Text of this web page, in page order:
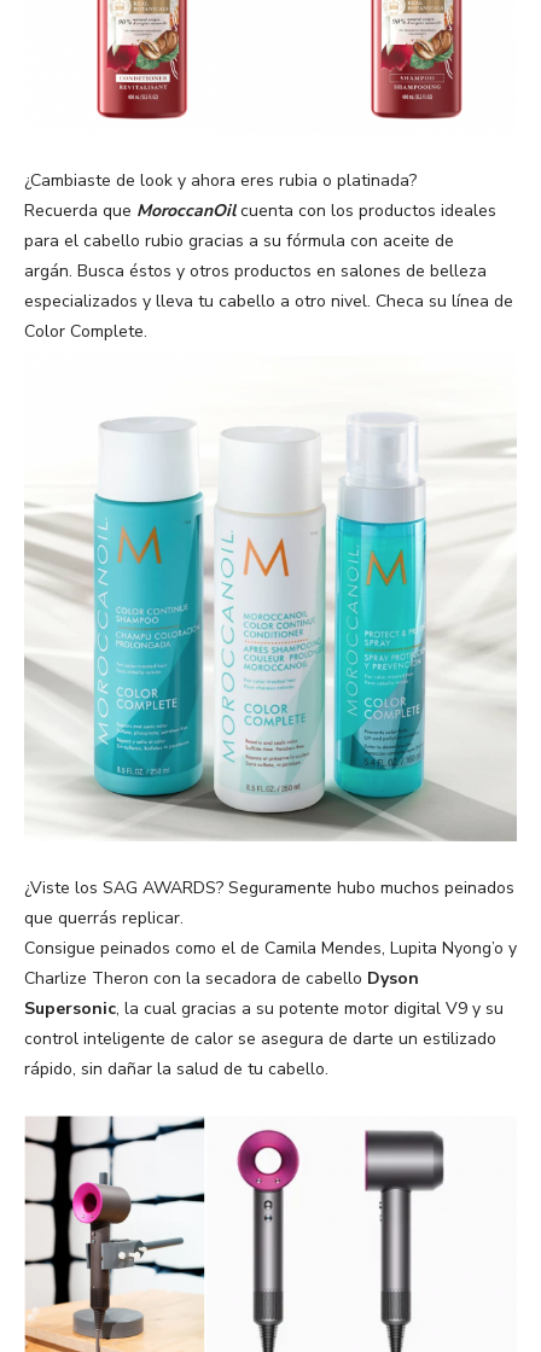
¿Cambiaste de look y ahora eres rubia o platinada?
Recuerda que MoroccanOilcuenta con los productos ideales
para el cabello rubio gracias a su fórmula con aceite de
argán. Busca éstos y otros productos en salones de belleza
especializados y lleva tu cabello a otro nivel. Checa su línea de
Color Complete.
¿Viste los SAG AWARDS? Seguramente hubo muchos peinados
que querrás replicar.
Consigue peinados como el de Camila Mendes, Lupita Nyong’o y
Charlize Theron con la secadora de cabello Dyson
Supersonic, la cual gracias a su potente motor digital V9 y su
control inteligente de calor se asegura de darte un estilizado
rápido, sin dañar la salud de tu cabello.